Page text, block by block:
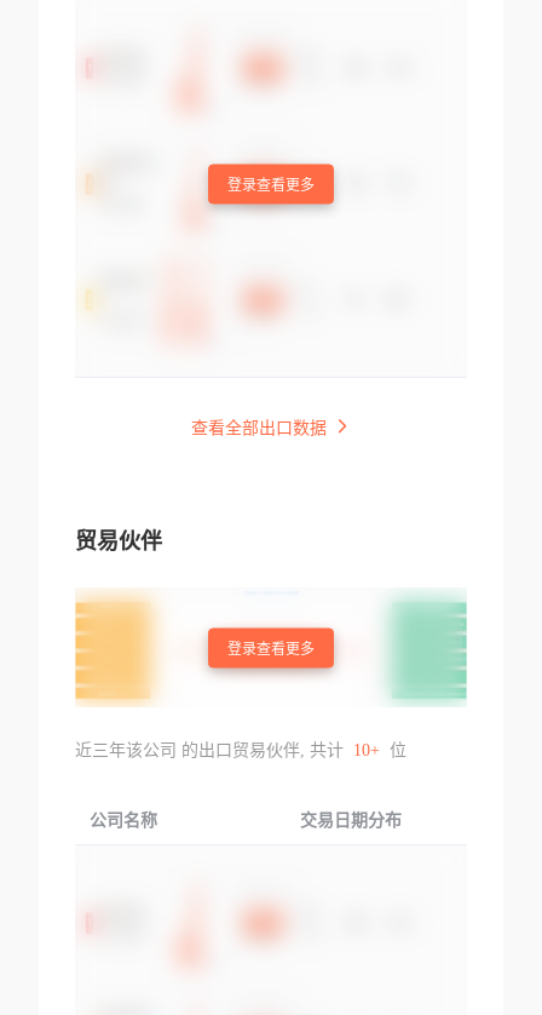
登录查看更多
查看全部出口数据
贸易伙伴
登录查看更多
近三年该公司 的出口贸易伙伴, 共计 10+ 位
公司名称 交易日期分布